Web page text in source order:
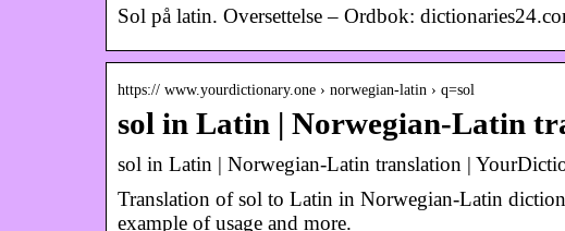
Sol på latin. Oversettelse – Ordbok:
https:// www.yourdictionary.one › norwegian-latin › q=sol
sol in Latin | Norwegian-Latin
sol in Latin | Norwegian-Latin translation |
Translation of sol to Latin in Norwegian-Latin
example of usage and more.